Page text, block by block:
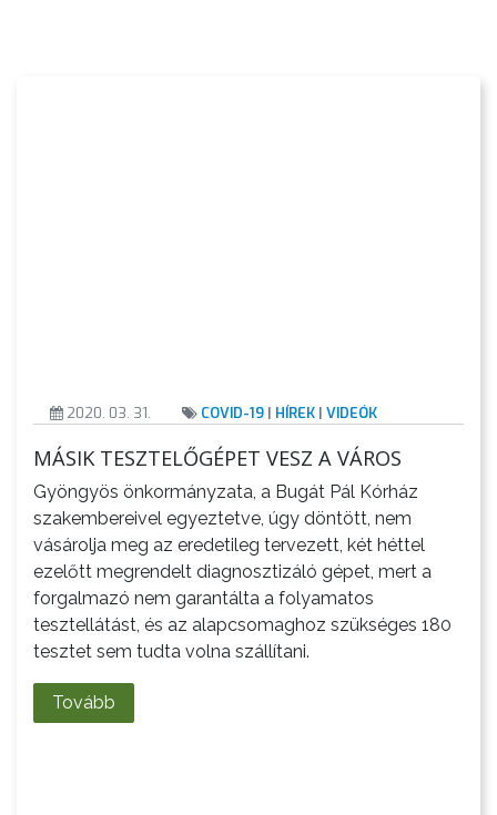
2020. 03. 31. COVID-19 | HÍREK | VIDEÓK
MÁSIK TESZTELŐGÉPET VESZ A VÁROS
Gyöngyös önkormányzata, a Bugát Pál Kórház
szakembereivel egyeztetve, úgy döntött, nem
vásárolja meg az eredetileg tervezett, két héttel
ezelőtt megrendelt diagnosztizáló gépet, mert a
forgalmazó nem garantálta a folyamatos
tesztellátást, és az alapcsomaghoz szükséges 180
tesztet sem tudta volna szállítani.
Tovább